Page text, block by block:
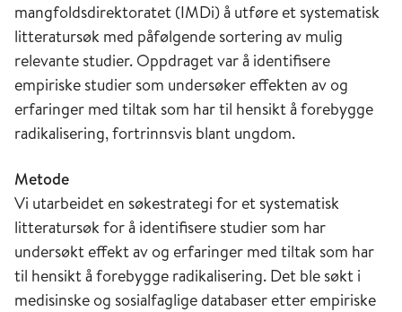
mangfoldsdirektoratet (IMDi) å utføre et systematisk
litteratursøk med påfølgende sortering av mulig
relevante studier. Oppdraget var å identifisere
empiriske studier som undersøker effekten av og
erfaringer med tiltak som har til hensikt å forebygge
radikalisering, fortrinnsvis blant ungdom.
Metode
Vi utarbeidet en søkestrategi for et systematisk
litteratursøk for å identifisere studier som har
undersøkt effekt av og erfaringer med tiltak som har
til hensikt å forebygge radikalisering. Det ble søkt i
medisinske og sosialfaglige databaser etter empiriske